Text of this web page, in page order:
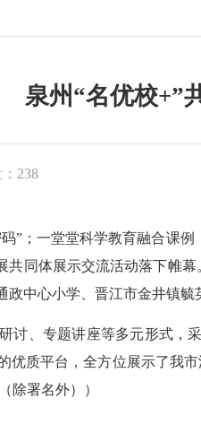
泉州“名优校+”
238
一堂堂科学教育融合课例
共同体展示交流活动落下帷
中心小学、晋江市金井镇毓
、专题讲座等多元形式，
优质平台，全方位展示了我
除署名外））